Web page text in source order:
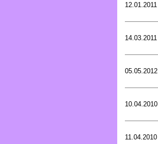
12.01.2011
14.03.2011
05.05.2012
10.04.2010
11.04.2010